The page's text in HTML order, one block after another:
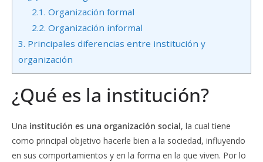
2.1. Organización formal
2.2. Organización informal
3. Principales diferencias entre institución y
organización
¿Qué es la institución?
Una institución es una organización social, la cual tiene
como principal objetivo hacerle bien a la sociedad, influyendo
en sus comportamientos y en la forma en la que viven. Por lo